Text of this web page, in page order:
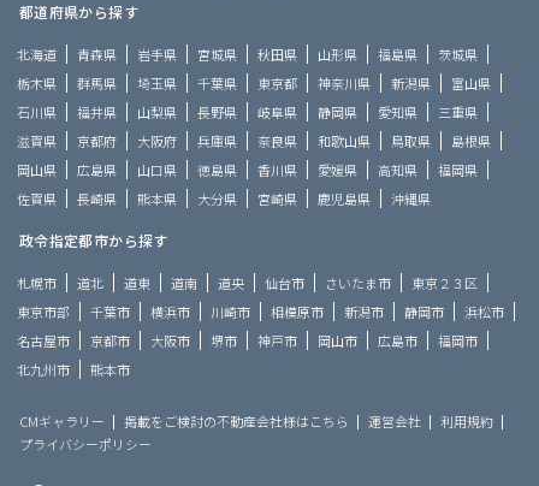
都道府県から探す
北海道 青森県 岩手県 宮城県 秋田県 山形県 福島県
茨城県
栃木県
群馬県 埼玉県 千葉県 東京都 神奈川県 新潟県
富山県
石川県
福井県 山梨県 長野県 岐阜県 静岡県 愛知県
三重県
滋賀県
京都府 大阪府 兵庫県 奈良県 和歌山県 鳥取県
島根県
岡山県
広島県 山口県 徳島県 香川県 愛媛県 高知県
福岡県
佐賀県
長崎県 熊本県 大分県 宮崎県 鹿児島県 沖縄県
政令指定都市から探す
札幌市 道北 道東 道南 道央 仙台市 さいたま市
東京２３区
東京市部
千葉市 横浜市 川崎市 相模原市 新潟市 静岡市
浜松市
名古屋市
京都市 大阪市 堺市 神戸市 岡山市 広島市
福岡市
北九州市
熊本市
CMギャラリー 掲載をご検討の不動産会社様はこちら 運営会社
利用規約
プライバシーポリシー